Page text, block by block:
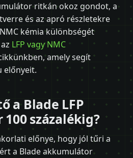
ritkán okoz gondot, a
és az apró részletekre
kémia különbségét
LFP vagy NMC
amely segít
előnyeit.
a Blade LFP
százalékig?
előnye, hogy jól tűri a
a Blade akkumulátor